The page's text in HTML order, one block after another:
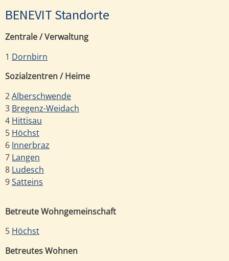
BENEVIT Standorte
Zentrale / Verwaltung
1 Dornbirn
Sozialzentren / Heime
2Alberschwende
3 Bregenz-Weidach
4 Hittisau
5 Höchst
6 Innerbraz
7 Langen
8 Ludesch
9Satteins
Betreute Wohngemeinschaft
5 Höchst
Betreutes Wohnen